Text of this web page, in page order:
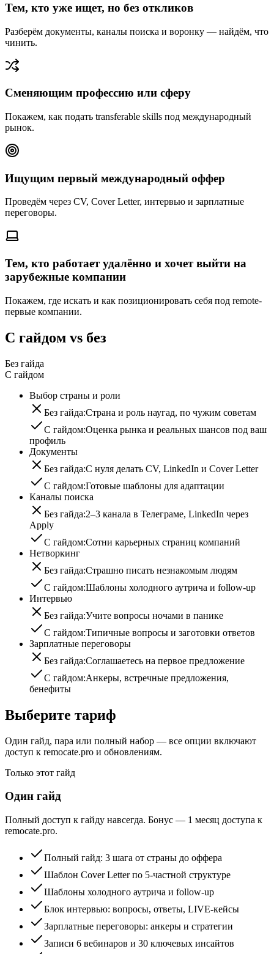
Тем, кто уже ищет, но без откликов
Разберём документы, каналы поиска и воронку — найдём, что
чинить.
Сменяющим профессию или сферу
Покажем, как подать transferable skills под международный
рынок.
Ищущим первый международный оффер
Проведём через CV, Cover Letter, интервью и зарплатные
переговоры.
Тем, кто работает удалённо и хочет выйти на
зарубежные компании
Покажем, где искать и как позиционировать себя под remote-
первые компании.
С гайдом vs без
Без гайда
С гайдом
Выбор страны и роли
Без гайда:Страна и роль наугад, по чужим советам
С гайдом:Оценка рынка и реальных шансов под ваш
профиль
Документы
Без гайда:С нуля делать CV, LinkedIn и Cover Letter
С гайдом:Готовые шаблоны для адаптации
Каналы поиска
Без гайда:2–3 канала в Телеграме, LinkedIn через
Apply
С гайдом:Сотни карьерных страниц компаний
Нетворкинг
Без гайда:Страшно писать незнакомым людям
С гайдом:Шаблоны холодного аутрича и follow-up
Интервью
Без гайда:Учите вопросы ночами в панике
С гайдом:Типичные вопросы и заготовки ответов
Зарплатные переговоры
Без гайда:Соглашаетесь на первое предложение
С гайдом:Анкеры, встречные предложения,
бенефиты
Выберите тариф
Один гайд, пара или полный набор — все опции включают
доступ к remocate.pro и обновлениям.
Только этот гайд
Один гайд
Полный доступ к гайду навсегда. Бонус — 1 месяц доступа к
remocate.pro.
Полный гайд: 3 шага от страны до оффера
Шаблон Cover Letter по 5-частной структуре
Шаблоны холодного аутрича и follow-up
Блок интервью: вопросы, ответы, LIVE-кейсы
Зарплатные переговоры: анкеры и стратегии
Записи 6 вебинаров и 30 ключевых инсайтов